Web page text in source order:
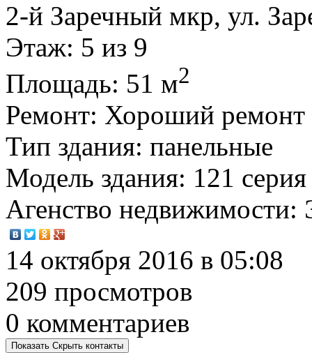
2-й Заречный мкр, ул.
Этаж: 5 из 9
Площадь: 51 м2
Ремонт: Хороший ремонт
Тип здания: панельные
Модель здания: 121 серия
Агенство недвижимости:
14 октября 2016 в 05:08
209 просмотров
0 комментариев
Показать Скрыть контакты